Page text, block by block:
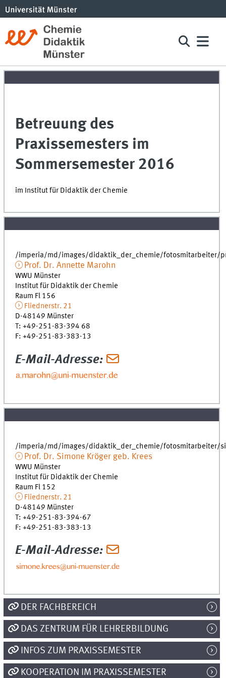
Betreuung des
Praxissemesters im
Sommersemester 2016
im Institut für Didaktik der Chemie
/imperia/md/images/didaktik_der_chemie/fotosmitarbeiter/
Prof. Dr. Annette Marohn
WWU Münster
Institut für Didaktik der Chemie
Raum Fl 156
Fliednerstr. 21
D-48149 Münster
T:+49-251-83-394 68
F:+49-251-83-383-13
E-Mail-Adresse:
/imperia/md/images/didaktik_der_chemie/fotosmitarbeiter/
Prof. Dr. Simone Kröger geb. Krees
WWU Münster
Institut für Didaktik der Chemie
Raum Fl 152
Fliednerstr. 21
D-48149 Münster
T:+49-251-83-394-67
F:+49-251-83-383-13
E-Mail-Adresse:
DER FACHBEREICH
DAS ZENTRUM FÜR LEHRERBILDUNG
INFOS ZUM PRAXISSEMESTER
KOOPERATION IM PRAXISSEMESTER